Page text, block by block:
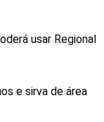
usar Regional
e sirva de área